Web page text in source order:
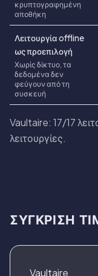
κρυπτογραφημένη
αποθήκη
Λειτουργία offline
ως προεπιλογή
Χωρίς δίκτυο, τα
δεδομένα δεν
φεύγουν από τη
συσκευή
Vaultaire: 17/17
λειτουργίες.
ΣΎΓΚΡΙΣΗ
Vaultaire